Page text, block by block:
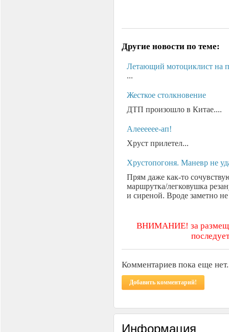
Другие новости по теме:
Летающий мотоциклист на
...
Жесткое столкновение
ДТП произошло в Китае....
Алееееее-ап!
Хруст прилетел...
Хрустопогоня. Маневр не
Прям даже как-то
маршрутка/легковушка
и сиреной. Вроде заметно
ВНИМАНИЕ! за
Комментариев пока еще
Добавить комментарий!
Информация